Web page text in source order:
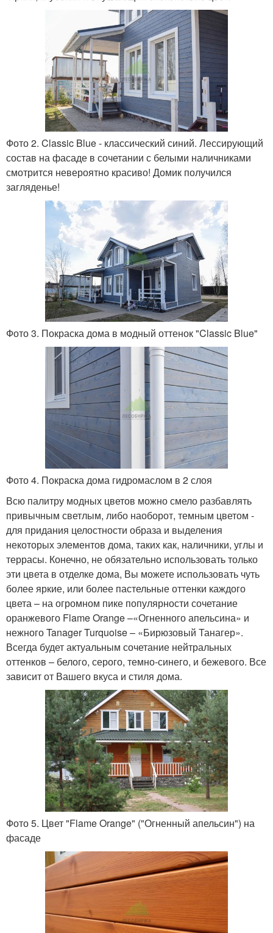
Фото 2. Classic Blue - классический синий. Лессирующий
состав на фасаде в сочетании с белыми наличниками
смотрится невероятно красиво! Домик получился
загляденье!
Фото 3. Покраска дома в модный оттенок "Classic Blue"
Фото 4. Покраска дома гидромаслом в 2 слоя
Всю палитру модных цветов можно смело разбавлять
привычным светлым, либо наоборот, темным цветом -
для придания целостности образа и выделения
некоторых элементов дома, таких как, наличники, углы и
террасы. Конечно, не обязательно использовать только
эти цвета в отделке дома, Вы можете использовать чуть
более яркие, или более пастельные оттенки каждого
цвета – на огромном пике популярности сочетание
оранжевого Flame Orange –«Огненного апельсина» и
нежного Tanager Turquoise – «Бирюзовый Танагер».
Всегда будет актуальным сочетание нейтральных
оттенков – белого, серого, темно-синего, и бежевого. Все
зависит от Вашего вкуса и стиля дома.
Фото 5. Цвет "Flame Orange" ("Огненный апельсин") на
фасаде